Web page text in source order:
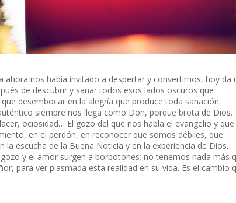
ahora nos había invitado a despertar y convertirnos, hoy da
de descubrir y sanar todos esos lados oscuros que
desembocar en la alegría que produce toda sanación.
siempre nos llega como Don, porque brota de Dios.
ociosidad… El gozo del que nos habla el evangelio y que
en el perdón, en reconocer que somos débiles, que
escucha de la Buena Noticia y en la experiencia de Dios.
y el amor surgen a borbotones; no tenemos nada más
para ver plasmada esta realidad en su vida. Es el cambio